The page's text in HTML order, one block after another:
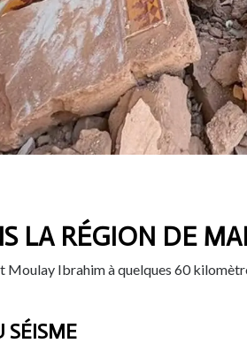
LA RÉGION DE
Moulay Ibrahim à quelques 60
SÉISME